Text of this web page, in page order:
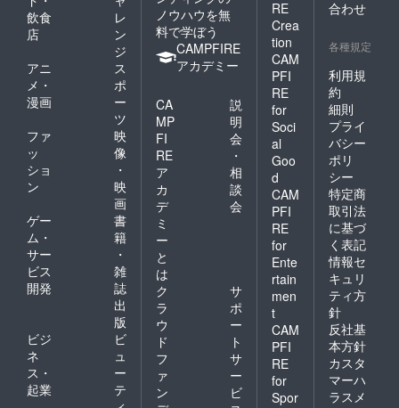
飲食
店
レ
ン
ジ
アニ
メ・
漫画
ス
ポ
ー
ツ
ファ
ッ
ショ
ン
映
像
・
映
画
ゲー
ム・
サー
ビス
開発
書
籍
・
雑
誌
出
版
ビジ
ネ
ス・
起業
ビ
ュ
ー
テ
ノウハウを無
料で学ぼう
CAMPFIRE
アカデミー
CA
MP
FI
RE
ア
カ
デ
ミ
ー
と
は
説
明
会
・
相
談
会
ク
ラ
ウ
ド
フ
ァ
ン
サ
ポ
ー
ト
サ
ー
ビ
RE
Crea
tion
CAM
PFI
RE
for
Soci
al
Goo
d
CAM
PFI
RE
for
Ente
rtain
men
t
CAM
PFI
RE
for
Spor
合わせ
各種規定
利用規
約
細則
プライ
バシー
ポリ
シー
特定商
取引法
に基づ
く表記
情報セ
キュリ
ティ方
針
反社基
本方針
カスタ
マーハ
ラスメ